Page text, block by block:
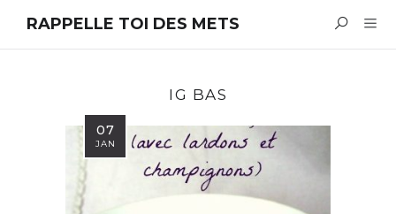
RAPPELLE TOI DES METS
IG BAS
07
JAN